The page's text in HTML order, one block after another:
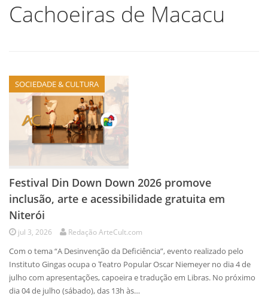
Cachoeiras de Macacu
SOCIEDADE & CULTURA
Festival Din Down Down 2026 promove
inclusão, arte e acessibilidade gratuita em
Niterói
jul 3, 2026 Redação ArteCult.com
Com o tema “A Desinvenção da Deficiência”, evento realizado pelo
Instituto Gingas ocupa o Teatro Popular Oscar Niemeyer no dia 4 de
julho com apresentações, capoeira e tradução em Libras. No próximo
dia 04 de julho (sábado), das 13h às…